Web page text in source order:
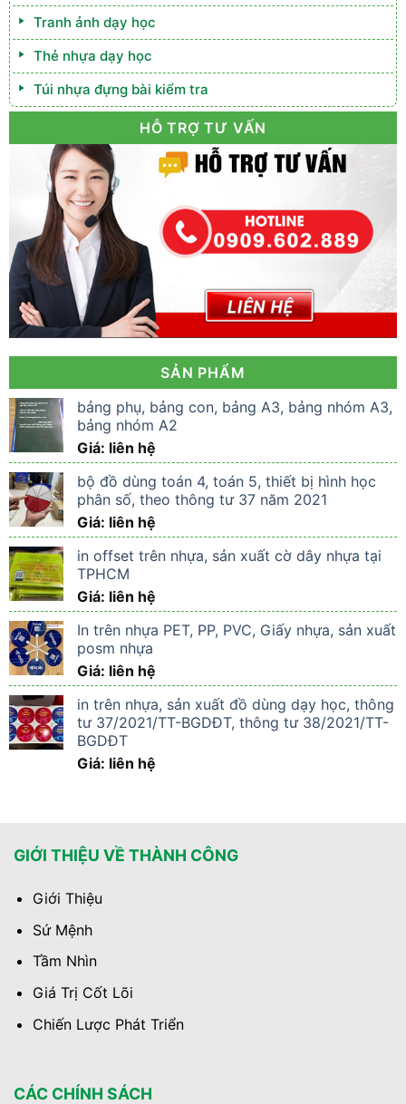
Tranh ảnh dạy học
Thẻ nhựa dạy học
Túi nhựa đựng bài kiểm tra
HỖ TRỢ TƯ VẤN
SẢN PHẨM
bảng phụ, bảng con, bảng A3, bảng nhóm A3,
bảng nhóm A2
Giá: liên hệ
bộ đồ dùng toán 4, toán 5, thiết bị hình học
phân số, theo thông tư 37 năm 2021
Giá: liên hệ
in offset trên nhựa, sản xuất cờ dây nhựa tại
TPHCM
Giá: liên hệ
In trên nhựa PET, PP, PVC, Giấy nhựa, sản xuất
posm nhựa
Giá: liên hệ
in trên nhựa, sản xuất đồ dùng dạy học, thông
tư 37/2021/TT-BGDĐT, thông tư 38/2021/TT-
BGDĐT
Giá: liên hệ
GIỚI THIỆU VỀ THÀNH CÔNG
Giới Thiệu
Sứ Mệnh
Tầm Nhìn
Giá Trị Cốt Lõi
Chiến Lược Phát Triển
CÁC CHÍNH SÁCH